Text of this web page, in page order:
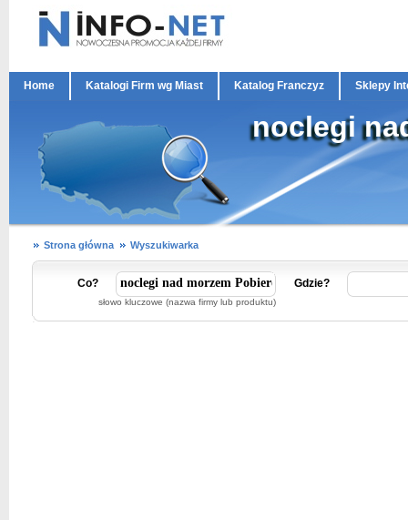
Home Katalogi Firm wg Miast Katalog Franczyz Sklepy
noclegi
Strona główna Wyszukiwarka
Co?
słowo kluczowe (nazwa firmy lub produktu)
Gdzie?